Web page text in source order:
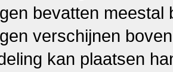
bevatten
verschijnen
kan plaatsen